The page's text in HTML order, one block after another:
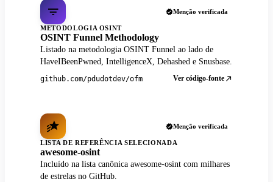
Menção verificada
METODOLOGIA OSINT
OSINT Funnel Methodology
Listado na metodologia OSINT Funnel ao lado de
HaveIBeenPwned, IntelligenceX, Dehashed e Snusbase.
github.com/pdudotdev/ofm Ver código-fonte
Menção verificada
LISTA DE REFERÊNCIA SELECIONADA
awesome-osint
Incluído na lista canônica awesome-osint com milhares
de estrelas no GitHub.